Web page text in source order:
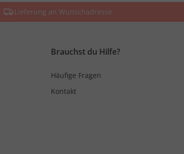
Lieferung an Wunschadresse
Brauchst du Hilfe?
Häufige Fragen
Kontakt